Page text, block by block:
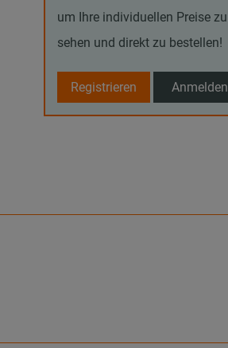
um Ihre individuellen Preise zu
sehen und direkt zu bestellen!
Registrieren Anmelden